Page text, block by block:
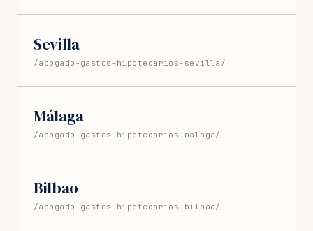
Sevilla
/abogado-gastos-hipotecarios-sevilla/
Málaga
/abogado-gastos-hipotecarios-malaga/
Bilbao
/abogado-gastos-hipotecarios-bilbao/